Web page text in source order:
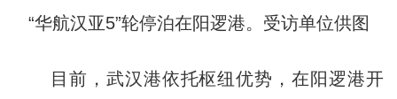
“华航汉亚5”轮停泊在阳逻港。受访单位供图
目前，武汉港依托枢纽优势，在阳逻港开